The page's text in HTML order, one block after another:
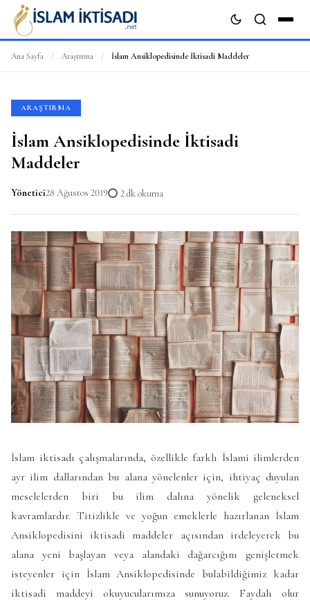
Ana Sayfa / Araştırma / İslam Ansiklopedisinde İktisadi Maddeler
ARAŞTIRMA
İslam Ansiklopedisinde İktisadi
Maddeler
Yönetici28 Ağustos 2019 2 dk okuma
İslam iktisadı çalışmalarında, özellikle farklı İslami ilimlerden
ayr ilim dallarından bu alana yönelenler için, ihtiyaç duyulan
meselelerden biri bu ilim dalına yönelik geleneksel
kavramlardır. Titizlikle ve yoğun emeklerle hazırlanan İslam
Ansiklopedisini iktisadi maddeler açısından irdeleyerek bu
alana yeni başlayan veya alandaki dağarcığını genişletmek
isteyenler için İslam Ansiklopedisinde bulabildiğimiz kadar
iktisadi maddeyi okuyucularımıza sunuyoruz. Faydalı olur